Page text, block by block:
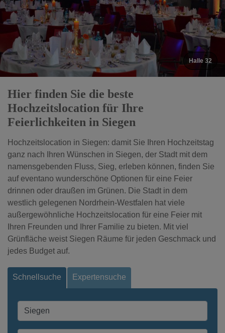
Halle 32
Hier finden Sie die beste
Hochzeitslocation für Ihre
Feierlichkeiten in Siegen
Hochzeitslocation in Siegen: damit Sie Ihren Hochzeitstag
ganz nach Ihren Wünschen in Siegen, der Stadt mit dem
namensgebenden Fluss, Sieg, erleben können, finden Sie
auf eventano wunderschöne Optionen für eine Feier
drinnen oder draußen im Grünen. Die Stadt in dem
westlich gelegenen Nordrhein-Westfalen hat viele
außergewöhnliche Hochzeitslocation für eine Feier mit
Ihren Freunden und Ihrer Familie zu bieten. Mit viel
Grünfläche weist Siegen Räume für jeden Geschmack und
jedes Budget auf.
Schnellsuche Expertensuche